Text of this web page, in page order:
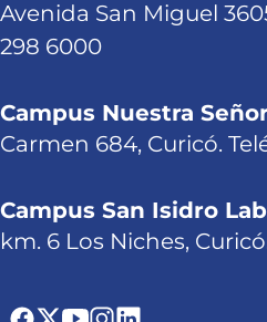
Avenida San Miguel
298 6000
Campus Nuestra
Carmen 684, Curicó.
Campus San Isidro
km. 6 Los Niches,